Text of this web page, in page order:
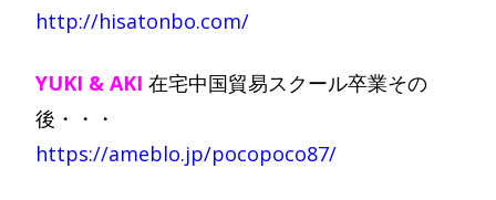
http://hisatonbo.com/
YUKI & AKI 在宅中国貿易スクール卒業その
後・・・
https://ameblo.jp/pocopoco87/